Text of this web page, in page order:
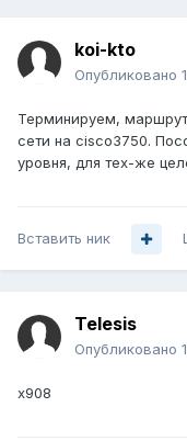
koi-kto
Опубликовано
Терминируем,
сети на cisco3750.
уровня, для тех-же
Вставить ник
Telesis
Опубликовано
x908